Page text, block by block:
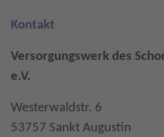
Kontakt
Versorgungswerk des
e.V.
Westerwaldstr. 6
53757 Sankt Augustin